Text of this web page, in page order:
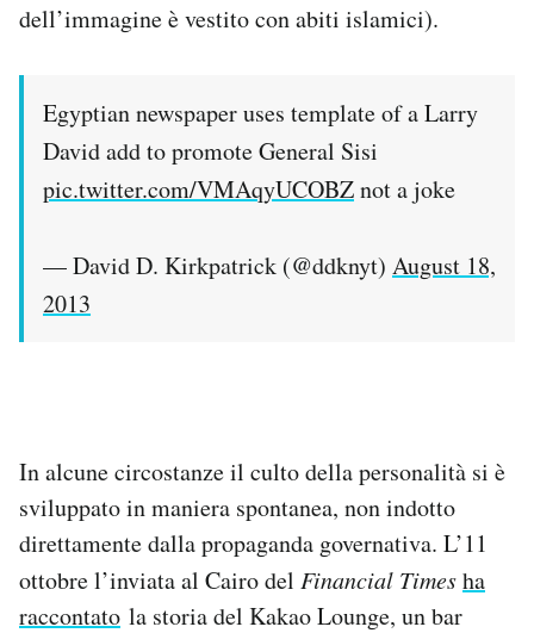
dell’immagine è vestito con abiti islamici).
Egyptian newspaper uses template of a Larry
David add to promote General Sisi
pic.twitter.com/VMAqyUCOBZnot a joke
— David D. Kirkpatrick (@ddknyt) August 18,
2013
In alcune circostanze il culto della personalità si è
sviluppato in maniera spontanea, non indotto
direttamente dalla propaganda governativa. L’11
ottobre l’inviata al Cairo del Financial Timesha
raccontato la storia del Kakao Lounge, un bar